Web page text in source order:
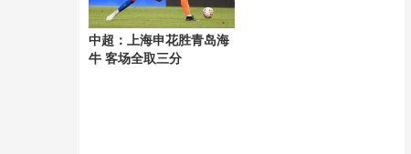
中超：上海申花胜青岛海
牛 客场全取三分